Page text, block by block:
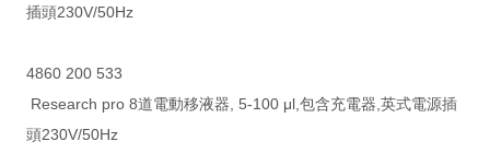
插頭230V/50Hz
4860 200 533
Research pro 8道電動移液器, 5-100 μl,包含充電器,英式電源插
頭230V/50Hz